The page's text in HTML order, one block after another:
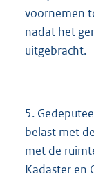
voornemen
nadat het
uitgebracht.
5.
belast met
met de
Kadaster en